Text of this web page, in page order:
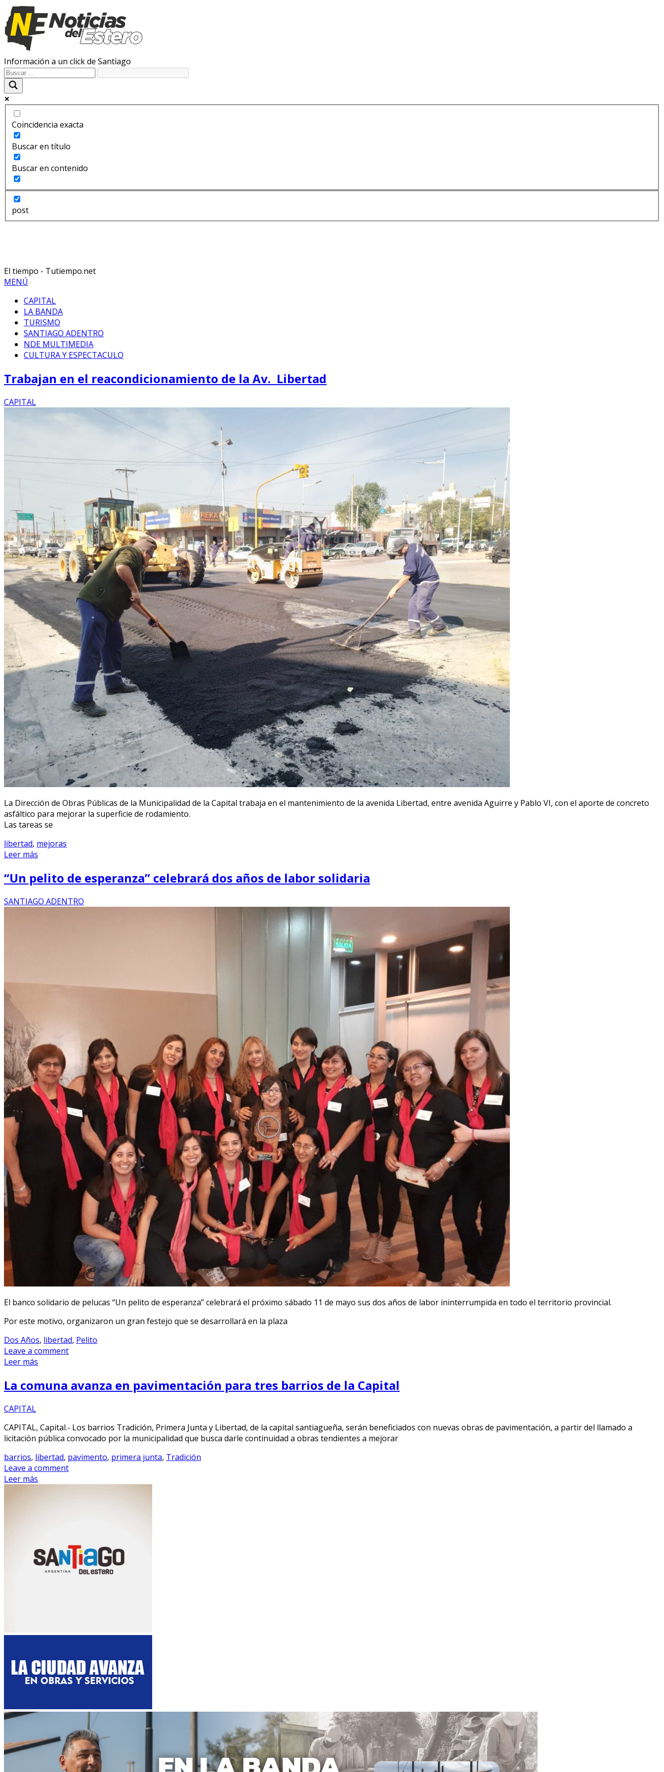
Información a un click de Santiago
Coincidencia exacta
Buscar en título
Buscar en contenido
post
El tiempo - Tutiempo.net
MENÚ
CAPITAL
LA BANDA
TURISMO
SANTIAGO ADENTRO
NDE MULTIMEDIA
CULTURA Y ESPECTACULO
Trabajan en el reacondicionamiento de la Av. Libertad
CAPITAL
La Dirección de Obras Públicas de la Municipalidad de la Capital trabaja en el mantenimiento de la avenida Libertad, entre avenida Aguirre y Pablo VI, con el aporte de concreto
asfáltico para mejorar la superficie de rodamiento.
Las tareas se
libertad, mejoras
Leer más
“Un pelito de esperanza” celebrará dos años de labor solidaria
SANTIAGO ADENTRO
El banco solidario de pelucas “Un pelito de esperanza” celebrará el próximo sábado 11 de mayo sus dos años de labor ininterrumpida en todo el territorio provincial.
Por este motivo, organizaron un gran festejo que se desarrollará en la plaza
Dos Años, libertad, Pelito
Leave a comment
Leer más
La comuna avanza en pavimentación para tres barrios de la Capital
CAPITAL
CAPITAL, Capital.- Los barrios Tradición, Primera Junta y Libertad, de la capital santiagueña, serán beneficiados con nuevas obras de pavimentación, a partir del llamado a
licitación pública convocado por la municipalidad que busca darle continuidad a obras tendientes a mejorar
barrios, libertad, pavimento, primera junta, Tradición
Leave a comment
Leer más